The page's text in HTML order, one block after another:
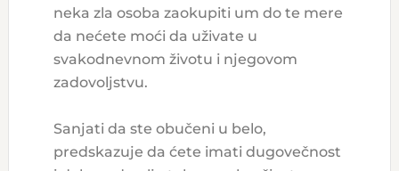
neka zla osoba zaokupiti um do te mere
da nećete moći da uživate u
svakodnevnom životu i njegovom
zadovoljstvu.
Sanjati da ste obučeni u belo,
predskazuje da ćete imati dugovečnost